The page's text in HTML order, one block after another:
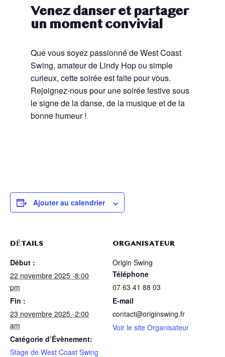
Venez danser et partager
un moment convivial
Que vous soyez passionné de West Coast
Swing, amateur de Lindy Hop ou simple
curieux, cette soirée est faite pour vous.
Rejoignez-nous pour une soirée festive sous
le signe de la danse, de la musique et de la
bonne humeur !
Ajouter au calendrier
DÉTAILS
Début :
22 novembre 2025 -8:00
pm
Fin :
23 novembre 2025 -2:00
am
Catégorie d’Évènement:
Stage de West Coast Swing
ORGANISATEUR
Origin Swing
Téléphone
07 63 41 88 03
E-mail
contact@originswing.fr
Voir le site Organisateur